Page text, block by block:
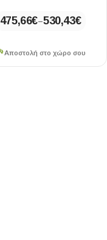
475,66€–530,43€
Αποστολή στο χώρο σου